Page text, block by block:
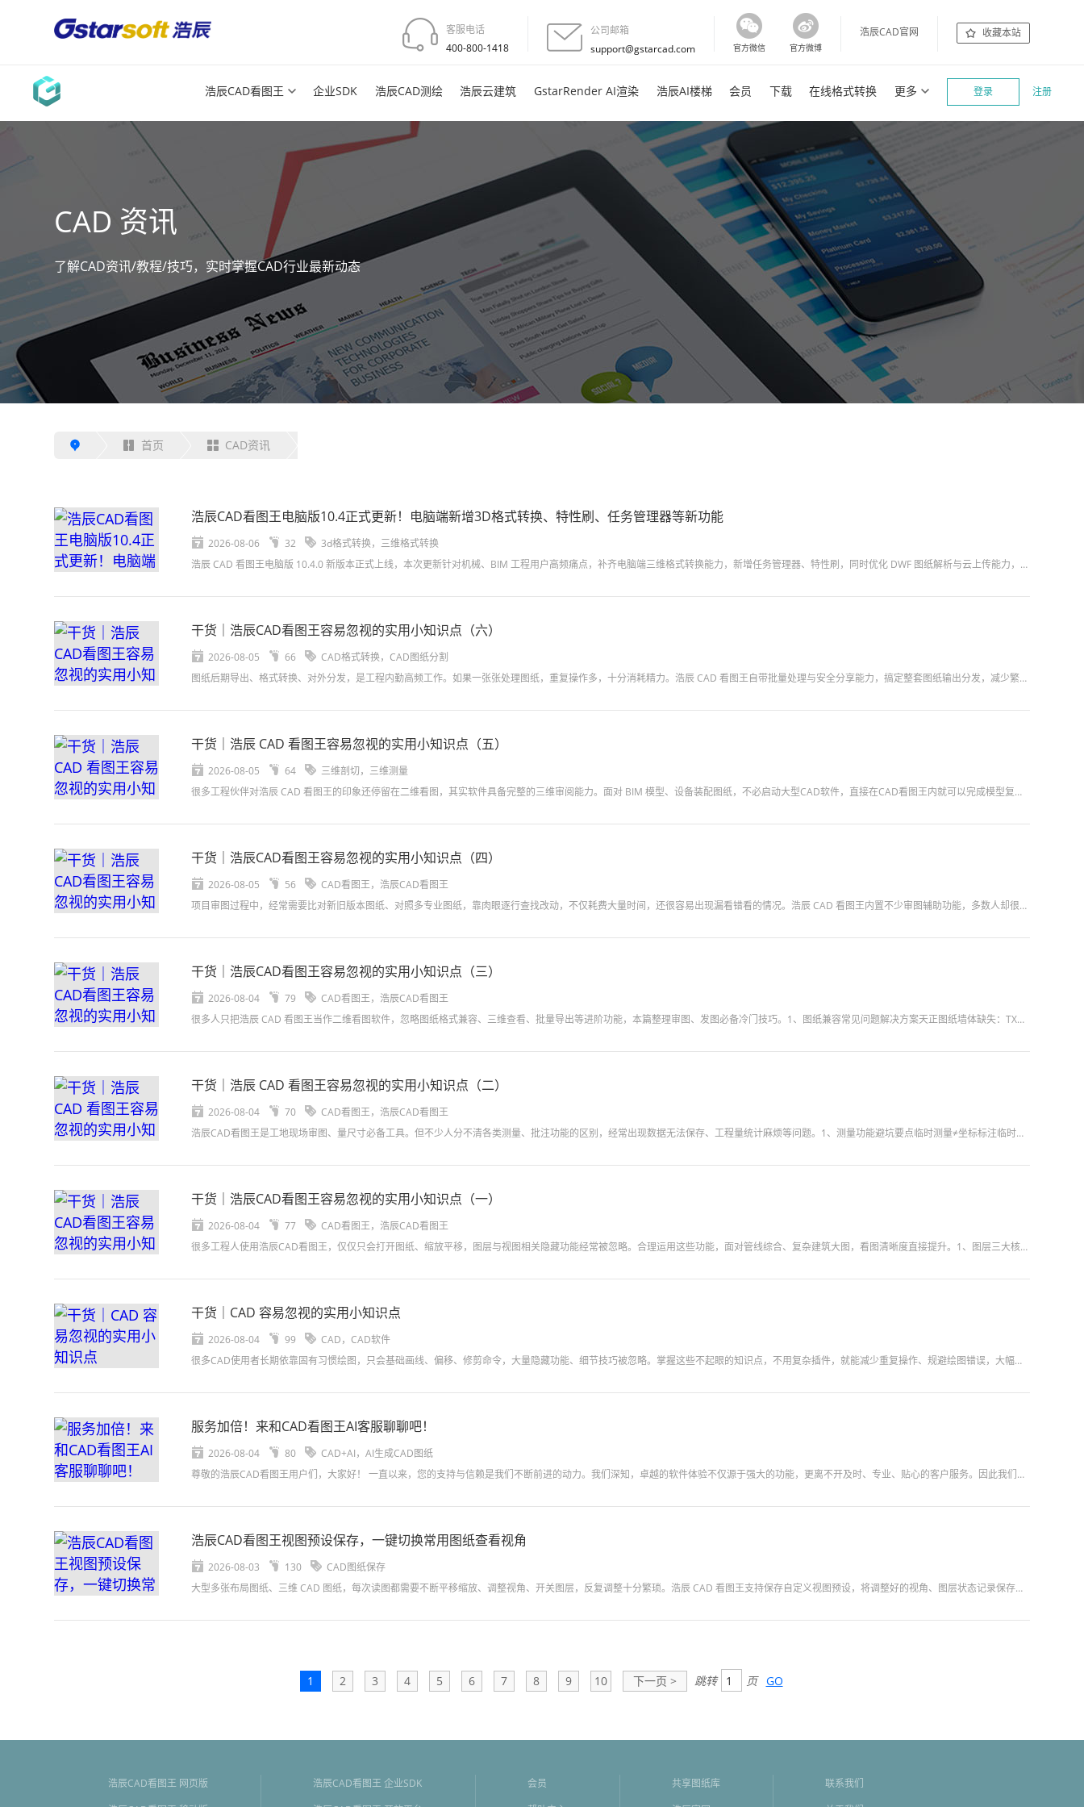
客服电话
400-800-1418
公司邮箱
support@gstarcad.com
官方微信 官方微博
浩辰CAD官网 收藏本站
浩辰CAD看图王 企业SDK 浩辰CAD测绘 浩辰云建筑 GstarRender AI渲染 浩辰AI楼梯 会员 下载 在线格式转换 更多 登录 注册
CAD 资讯
了解CAD资讯/教程/技巧，实时掌握CAD行业最新动态
首页 CAD资讯
浩辰CAD看图王电脑版10.4正式更新！电脑端新增3D格式转换、特性刷、任务管理器等新功能
2026-08-06 32
3d格式转换，三维格式转换
浩辰 CAD 看图王电脑版 10.4.0 新版本正式上线，本次更新针对机械、BIM 工程用户高频痛点，补齐电脑端三维格式转换能力，新增任务管理器、特性刷，同时优化 DWF 图纸解析与云上传能力，进一步...
干货｜浩辰CAD看图王容易忽视的实用小知识点（六）
2026-08-05 66
CAD格式转换，CAD图纸分割
图纸后期导出、格式转换、对外分发，是工程内勤高频工作。如果一张张处理图纸，重复操作多，十分消耗精力。浩辰 CAD 看图王自带批量处理与安全分享能力，搞定整套图纸输出分发，减少繁琐重复工作。智能批量打印...
干货｜浩辰 CAD 看图王容易忽视的实用小知识点（五）
2026-08-05 64
三维剖切，三维测量
很多工程伙伴对浩辰 CAD 看图王的印象还停留在二维看图，其实软件具备完整的三维审阅能力。面对 BIM 模型、设备装配图纸，不必启动大型CAD软件，直接在CAD看图王内就可以完成模型复核与技术交底。三...
干货｜浩辰CAD看图王容易忽视的实用小知识点（四）
2026-08-05 56
CAD看图王，浩辰CAD看图王
项目审图过程中，经常需要比对新旧版本图纸、对照多专业图纸，靠肉眼逐行查找改动，不仅耗费大量时间，还很容易出现漏看错看的情况。浩辰 CAD 看图王内置不少审图辅助功能，多数人却很少使用，合理运用能够有效...
干货｜浩辰CAD看图王容易忽视的实用小知识点（三）
2026-08-04 79
CAD看图王，浩辰CAD看图王
很多人只把浩辰 CAD 看图王当作二维看图软件，忽略图纸格式兼容、三维查看、批量导出等进阶功能，本篇整理审图、发图必备冷门技巧。1、图纸兼容常见问题解决方案天正图纸墙体缺失：TXDC 转 T3 格式电...
干货｜浩辰 CAD 看图王容易忽视的实用小知识点（二）
2026-08-04 70
CAD看图王，浩辰CAD看图王
浩辰CAD看图王是工地现场审图、量尺寸必备工具。但不少人分不清各类测量、批注功能的区别，经常出现数据无法保存、工程量统计麻烦等问题。1、测量功能避坑要点临时测量≠坐标标注临时测量的数据仅临时展示，关闭...
干货｜浩辰CAD看图王容易忽视的实用小知识点（一）
2026-08-04 77
CAD看图王，浩辰CAD看图王
很多工程人使用浩辰CAD看图王，仅仅只会打开图纸、缩放平移，图层与视图相关隐藏功能经常被忽略。合理运用这些功能，面对管线综合、复杂建筑大图，看图清晰度直接提升。1、图层三大核心用法图层搜索快速筛选图纸...
干货｜CAD 容易忽视的实用小知识点
2026-08-04 99
CAD，CAD软件
很多CAD使用者长期依靠固有习惯绘图，只会基础画线、偏移、修剪命令，大量隐藏功能、细节技巧被忽略。掌握这些不起眼的知识点，不用复杂插件，就能减少重复操作、规避绘图错误，大幅提升出图效率。本篇整理绘图日...
服务加倍！来和CAD看图王AI客服聊聊吧！
2026-08-04 80
CAD+AI，AI生成CAD图纸
尊敬的浩辰CAD看图王用户们，大家好！ 一直以来，您的支持与信赖是我们不断前进的动力。我们深知，卓越的软件体验不仅源于强大的功能，更离不开及时、专业、贴心的客户服务。因此我们也隆重推出了：浩辰CAD看...
浩辰CAD看图王视图预设保存，一键切换常用图纸查看视角
2026-08-03 130
CAD图纸保存
大型多张布局图纸、三维 CAD 图纸，每次读图都需要不断平移缩放、调整视角、开关图层，反复调整十分繁琐。浩辰 CAD 看图王支持保存自定义视图预设，将调整好的视角、图层状态记录保存。调整到需要的图纸视...
1 2 3 4 5 6 7 8 9 10 下一页 > 跳转 页 GO
浩辰CAD看图王 网页版
浩辰CAD看图王 企业SDK
会员
共享图纸库
联系我们